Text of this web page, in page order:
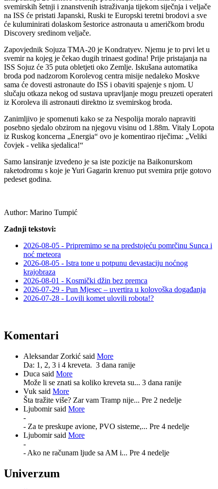
svemirskih šetnji i znanstvenih istraživanja tijekom siječnja i veljače
na ISS će pristati Japanski, Ruski te Europski teretni brodovi a sve
će kuluminirati dolaskom šestorice astronauta u američkom brodu
Discovery sredinom veljače.
Zapovjednik Sojuza TMA-20 je Kondratyev. Njemu je to prvi let u
svemir na kojeg je čekao dugih trinaest godina! Prije pristajanja na
ISS Sojuz će 35 puta obletjeti oko Zemlje. Iskušana automatika
broda pod nadzorom Korolevog centra misije nedaleko Moskve
sama će dovesti astronaute do ISS i obaviti spajenje s njom. U
slučaju otkaza nekog od sustava upravljanje mogu preuzeti operateri
iz Koroleva ili astronauti direktno iz svemirskog broda.
Zanimljivo je spomenuti kako se za Nespolija moralo napraviti
posebno sjedalo obzirom na njegovu visinu od 1.88m. Vitaly Lopota
iz Ruskog koncerna „Energia“ ovo je komentirao riječima: „Veliki
čovjek - velika sjedalica!“
Samo lansiranje izvedeno je sa iste pozicije na Baikonurskom
raketodromu s koje je Yuri Gagarin krenuo put svemira prije gotovo
pedeset godina.
Author: Marino Tumpić
Zadnji tekstovi:
2026-08-05 - Pripremimo se na predstojeću pomrčinu Sunca i
noć meteora
2026-08-05 - Istra tone u potpunu devastaciju noćnog
krajobraza
2026-08-01 - Kosmički džin bez premca
2026-07-29 - Pun Mjesec – uvertira u kolovoška događanja
2026-07-28 - Lovili komet ulovili robota!?
Komentari
Aleksandar Zorkić said More
Da: 1, 2, 3 i 4 kreveta. 3 dana ranije
Duca said More
Može li se znati sa koliko kreveta su... 3 dana ranije
Vuk said More
Šta tražite više? Zar vam Tramp nije... Pre 2 nedelje
Ljubomir said More
-
- Za te preskupe avione, PVO sisteme,... Pre 4 nedelje
Ljubomir said More
-
- Ako ne računam ljude sa AM i... Pre 4 nedelje
Univerzum